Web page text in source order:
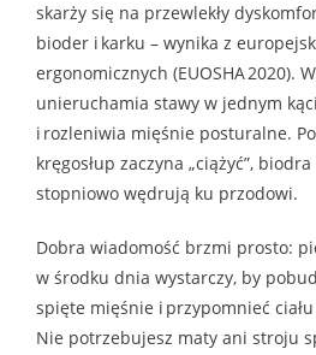
skarży się na przewlekły
bioder i karku – wynika z
ergonomicznych (EUOSHA 2020).
unieruchamia stawy w jednym
i rozleniwia mięśnie posturalne.
kręgosłup zaczyna „ciążyć”,
stopniowo wędrują ku przodowi.
Dobra wiadomość brzmi prosto:
w środku dnia wystarczy, by
spięte mięśnie i przypomnieć
Nie potrzebujesz maty ani stroju